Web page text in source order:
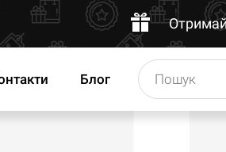
Блог